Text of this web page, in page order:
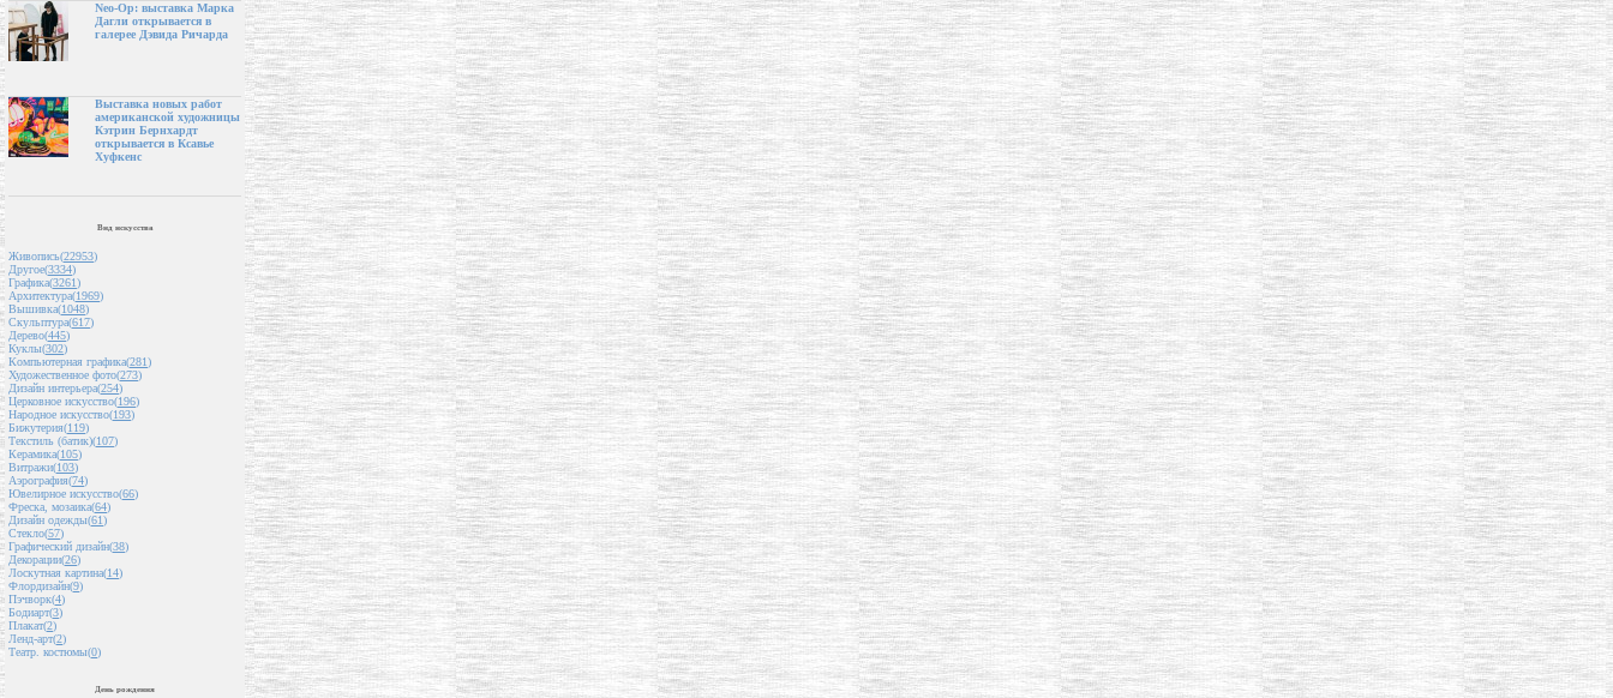
Neo-Op: выставка Марка
Дагли открывается в
галерее Дэвида Ричарда
Выставка новых работ
американской художницы
Кэтрин Бернхардт
открывается в Ксавье
Хуфкенс
Вид искусства
Живопись(22953)
Другое(3334)
Графика(3261)
Архитектура(1969)
Вышивка(1048)
Скульптура(617)
Дерево(445)
Куклы(302)
Компьютерная графика(281)
Художественное фото(273)
Дизайн интерьера(254)
Церковное искусство(196)
Народное искусство(193)
Бижутерия(119)
Текстиль (батик)(107)
Керамика(105)
Витражи(103)
Аэрография(74)
Ювелирное искусство(66)
Фреска, мозаика(64)
Дизайн одежды(61)
Стекло(57)
Графический дизайн(38)
Декорации(26)
Лоскутная картина(14)
Флордизайн(9)
Пэчворк(4)
Бодиарт(3)
Плакат(2)
Ленд-арт(2)
Театр. костюмы(0)
День рождения